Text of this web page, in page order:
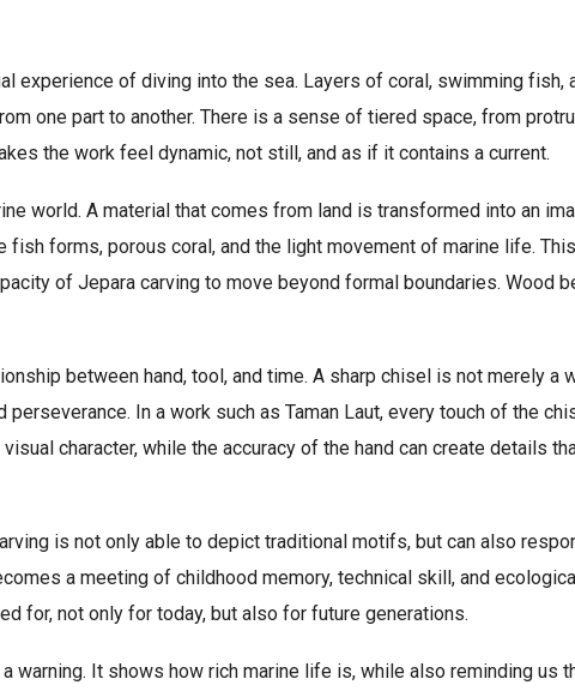
experience of diving into the sea. Layers of coral, swimming fish,
one part to another. There is a sense of tiered space, from
the work feel dynamic, not still, and as if it contains a current.
world. A material that comes from land is transformed into an
forms, porous coral, and the light movement of marine life.
of Jepara carving to move beyond formal boundaries. Wood
between hand, tool, and time. A sharp chisel is not merely a
In a work such as Taman Laut, every touch of the
character, while the accuracy of the hand can create details
is not only able to depict traditional motifs, but can also
a meeting of childhood memory, technical skill, and
for, not only for today, but also for future generations.
warning. It shows how rich marine life is, while also reminding us